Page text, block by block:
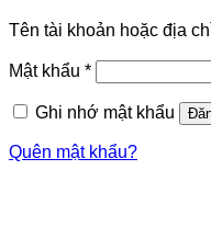
Tên tài khoản hoặc địa
Mật khẩu *
Ghi nhớ mật khẩu
Quên mật khẩu?